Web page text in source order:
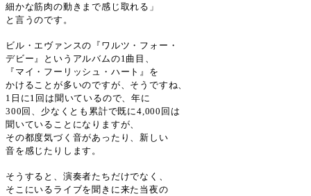
細かな筋肉の動きまで感じ取れる」
と言うのです。
ビル・エヴァンスの『ワルツ・フォー・
デビー』というアルバムの1 曲目、
『マイ・フーリッシュ・ハート』を
かけることが多いのですが、そうですね、
1 日に1 回は聞いているので、年に
300 回、少なくとも累計で既に4,000 回は
聞いていることになりますが、
その都度気づく音があったり、新しい
音を感じたりします。
そうすると、演奏者たちだけでなく、
そこにいるライブを聞きに来た当夜の